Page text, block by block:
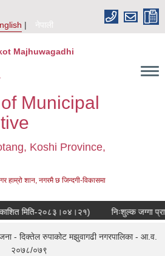
नेपाली
Majhuwagadhi
Municipal
Koshi Province,
हाम्रो शान, नगरमै छ जिन्दगी-विकासमा
मिति-२०८३।०४।२१) निःशुल्क जग्गा
- दिक्तेल रुपाकोट मझुवागढी नगरपालिका - आ.व.
२०७८/०७९